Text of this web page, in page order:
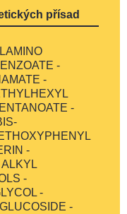
přísad
-
-
-
-
-
-
-